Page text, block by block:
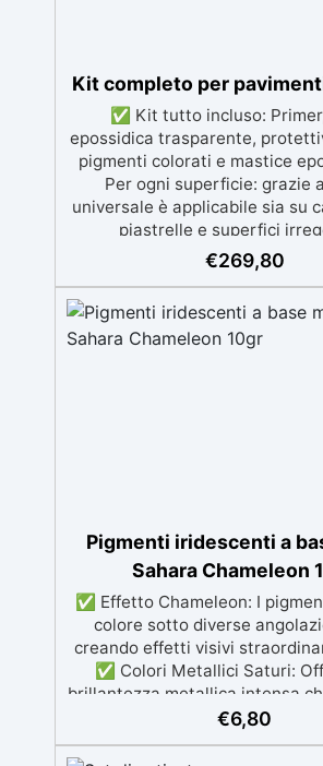
Kit completo per
✅ Kit tutto incluso:
epossidica trasparente,
pigmenti colorati e mastice
Per ogni superficie: grazie
universale è applicabile sia su
piastrelle e superfici
danneggiate. ✅ Facile da
Guida completa inclusa, 3
finitura protettiva antigraffio.
professionali: Sistema
€269,80
Pigmenti iridescenti a
Sahara Chameleon
✅ Effetto Chameleon: I
colore sotto diverse
creando effetti visivi
✅ Colori Metallici Saturi:
brillantezza metallica intensa
creazione unica e
mescolano perfettamente
€6,80